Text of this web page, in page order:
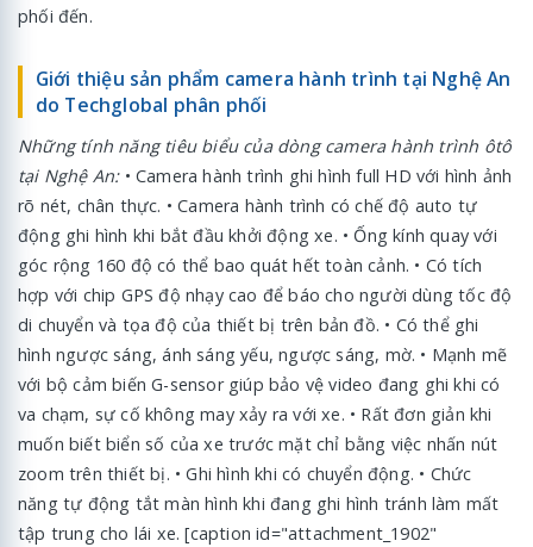
phối đến.
Giới thiệu sản phẩm camera hành trình tại Nghệ An
do Techglobal phân phối
Những tính năng tiêu biểu của dòng camera hành trình ôtô
tại Nghệ An:• Camera hành trình ghi hình full HD với hình ảnh
rõ nét, chân thực. • Camera hành trình có chế độ auto tự
động ghi hình khi bắt đầu khởi động xe. • Ống kính quay với
góc rộng 160 độ có thể bao quát hết toàn cảnh. • Có tích
hợp với chip GPS độ nhạy cao để báo cho người dùng tốc độ
di chuyển và tọa độ của thiết bị trên bản đồ. • Có thể ghi
hình ngược sáng, ánh sáng yếu, ngược sáng, mờ. • Mạnh mẽ
với bộ cảm biến G-sensor giúp bảo vệ video đang ghi khi có
va chạm, sự cố không may xảy ra với xe. • Rất đơn giản khi
muốn biết biển số của xe trước mặt chỉ bằng việc nhấn nút
zoom trên thiết bị. • Ghi hình khi có chuyển động. • Chức
năng tự động tắt màn hình khi đang ghi hình tránh làm mất
tập trung cho lái xe. [caption id="attachment_1902"